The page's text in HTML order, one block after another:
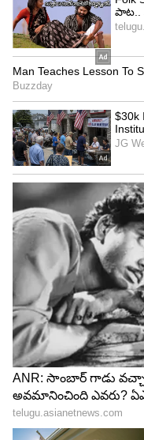
4
6
తాను పూర్తి ఫిట్‌గా
రోహిత్ శర్మ,
రోహిత్ త్వరలో
5
6